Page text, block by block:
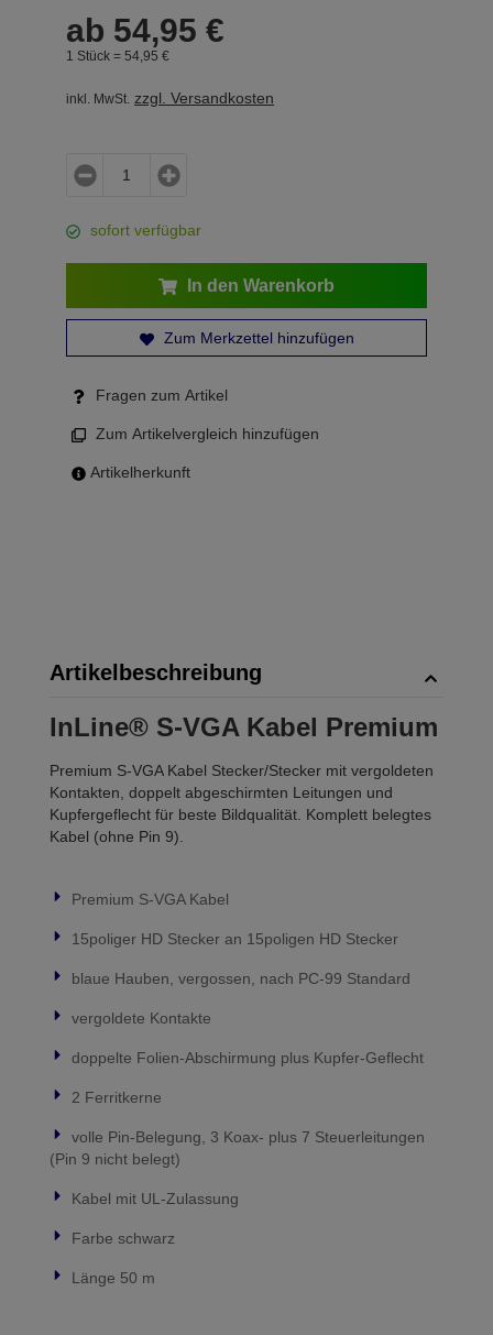
ab 54,95 €
1 Stück = 54, 95 €
inkl. MwSt. zzgl. Versandkosten
sofort verfügbar
In den Warenkorb
Zum Merkzettel hinzufügen
Fragen zum Artikel
Zum Artikelvergleich hinzufügen
Artikelherkunft
Artikelbeschreibung
InLine® S-VGA Kabel Premium
Premium S-VGA Kabel Stecker/Stecker mit vergoldeten
Kontakten, doppelt abgeschirmten Leitungen und
Kupfergeflecht für beste Bildqualität. Komplett belegtes
Kabel (ohne Pin 9).
Premium S-VGA Kabel
15poliger HD Stecker an 15poligen HD Stecker
blaue Hauben, vergossen, nach PC-99 Standard
vergoldete Kontakte
doppelte Folien-Abschirmung plus Kupfer-Geflecht
2 Ferritkerne
volle Pin-Belegung, 3 Koax- plus 7 Steuerleitungen
(Pin 9 nicht belegt)
Kabel mit UL-Zulassung
Farbe schwarz
Länge 50 m